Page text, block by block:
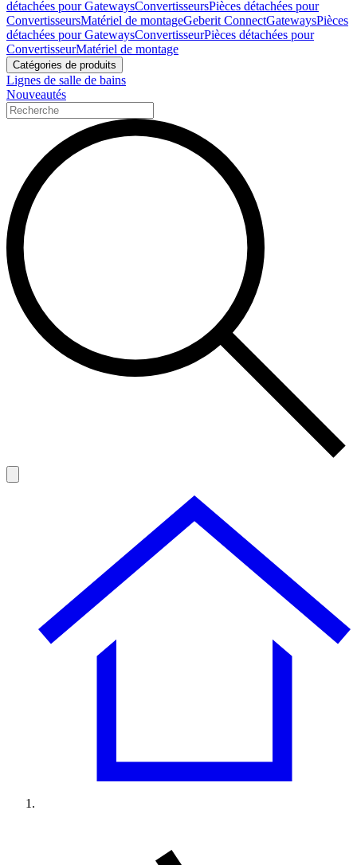
détachées pour GatewaysConvertisseursPièces détachées pour
ConvertisseursMatériel de montageGeberit ConnectGatewaysPièces
détachées pour GatewaysConvertisseurPièces détachées pour
ConvertisseurMatériel de montage
Catégories de produits
Lignes de salle de bains
Nouveautés